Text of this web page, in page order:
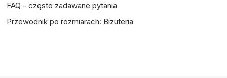
FAQ - często zadawane pytania
Przewodnik po rozmiarach: Biżuteria